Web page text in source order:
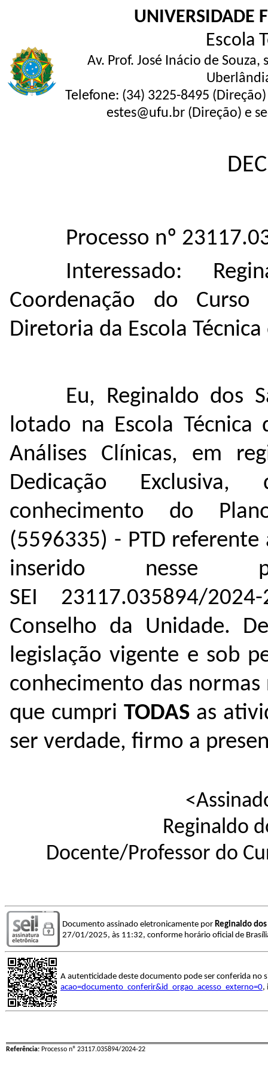
UNIVERSIDADE
Escola
Av. Prof. José Inácio de
Telefone: (34) 3225-8495
estes@ufu.br (Direção) e
Processo nº
Interessado:
Coordenação do Curso
Diretoria da Escola Técnica
Eu, Reginaldo dos
lotado na Escola Técnica
Análises Clínicas, em
Dedicação
conhecimento do
(5596335) - PTD
inserido nesse
SEI 23117.035894/
Conselho da Unidade.
legislação vigente e sob
conhecimento das
que cumpri TODAS as
ser verdade, firmo a
Reginaldo
Docente/Professor do
Documento assinado eletronicamente por Reginaldo
27/01/2025, às 11:32, conforme horário oficial de
A autenticidade deste documento pode ser conferida no
acao=documento_conferir&id_orgao_acesso_externo=0,
Referência: Processo nº 23117.035894/2024-22